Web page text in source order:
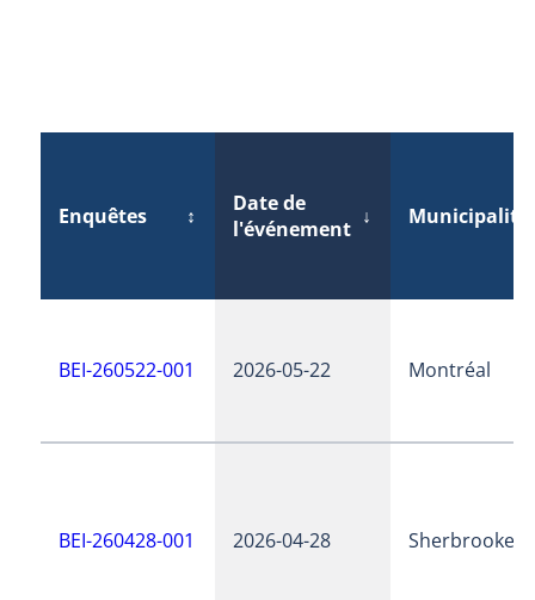
Enquêtes ↕
Date de
l'événement ↓ Municipalité
BEI-260522-001 2026-05-22 Montréal
BEI-260428-001 2026-04-28 Sherbrooke